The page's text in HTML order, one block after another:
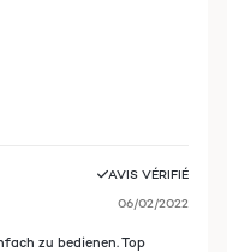
AVIS VÉRIFIÉ
06/02/2022
zu bedienen. Top